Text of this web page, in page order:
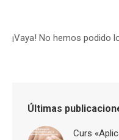
¡Vaya! No hemos podido
Últimas
Curs